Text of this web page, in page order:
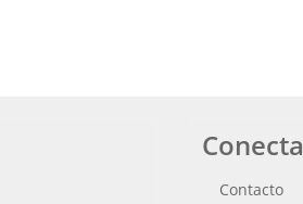
Conecta
Contacto